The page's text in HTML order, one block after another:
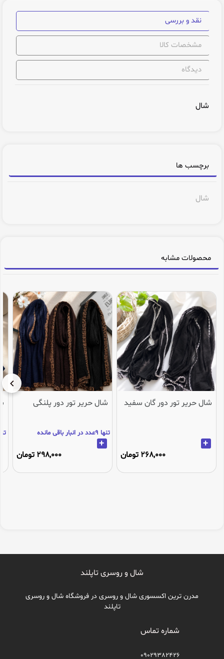
نقد و بررسی
مشخصات کالا
دیدگاه
شال
برچسب ها
شال
محصولات مشابه
شال حریر تور دور گان سفید
+
268,000 تومان
شال حریر تور دور پلنگی
تنها 9عدد در انبار باقی مانده
+
298,000 تومان
تنها 3عدد
شال و روسری تاپلند
مدرن ترین اکسسوری شال و روسری در فروشگاه شال و روسری
تاپلند
شماره تماس
09029382426